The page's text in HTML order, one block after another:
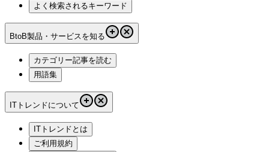
よく検索されるキーワード
BtoB製品・サービスを知る
カテゴリー記事を読む
用語集
ITトレンドについて
ITトレンドとは
ご利用規約